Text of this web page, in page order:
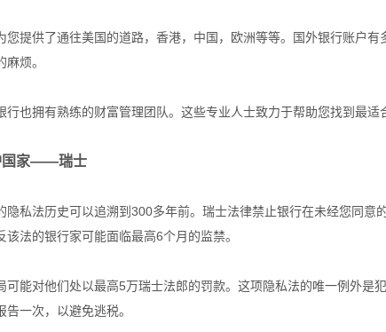
您提供了通往美国的道路，香港，中国，欧洲等等。国外银行账户
烦。
行也拥有熟练的财富管理团队。这些专业人士致力于帮助您找到最适
国家——瑞士
隐私法历史可以追溯到300多年前。瑞士法律禁止银行在未经您同意
该法的银行家可能面临最高6个月的监禁。
可能对他们处以最高5万瑞士法郎的罚款。这项隐私法的唯一例外是
告一次，以避免逃税。